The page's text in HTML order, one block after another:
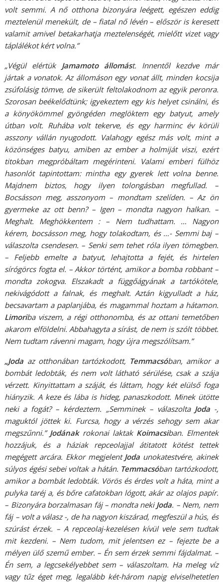
volt semmi. A nő otthona bizonyára leégett, egészen eddig
meztelenül menekült, de – fiatal nő lévén – először is keresett
valamit amivel betakarhatja meztelenségét, mielőtt vizet vagy
táplálékot kért volna.”
„Végül elértük Jamamoto állomást. Innentől kezdve már
jártak a vonatok. Az állomáson egy vonat állt, minden kocsija
zsúfolásig tömve, de sikerült feltolakodnom az egyik peronra.
Szorosan beékelődtünk; igyekeztem egy kis helyet csinálni, és
a könyökömmel gyöngéden meglöktem egy batyut, amely
útban volt. Ruhába volt tekerve, és egy harminc év körüli
asszony vállán nyugodott. Valahogy egész más volt, mint a
közönséges batyu, amiben az ember a holmiját viszi, ezért
titokban megpróbáltam megérinteni. Valami emberi fülhöz
hasonlót tapintottam: mintha egy gyerek lett volna benne.
Majdnem biztos, hogy ilyen tolongásban megfullad. –
Bocsásson meg, asszonyom – mondtam szelíden. – Az ön
gyermeke az ott benn? – Igen – mondta nagyon halkan. –
Meghalt. Meghökkentem : – Nem tudhattam. … Nagyon
kérem, bocsásson meg, hogy tolakodtam, és …- Semmi baj –
válaszolta csendesen. – Senki sem tehet róla ilyen tömegben.
– Feljebb emelte a batyut, lehajtotta a fejét, és hirtelen
sírógörcs fogta el. – Akkor történt, amikor a bomba robbant –
mondta zokogva. Elszakadt a függőágyának a tartókötele,
nekivágódott a falnak, és meghalt. Aztán kigyulladt a ház,
becsavartam a paplanjába, és magammal hoztam a hátamon.
Limoriba viszem, a régi otthonomba, és az ottani temetőben
akarom elföldelni. Abbahagyta a sírást, de nem is szólt többet.
Nem tudtam rávenni magam, hogy újra megszólítsam.”
„Joda az otthonában tartózkodott, Temmacsóban, amikor a
bombát ledobták, és nem volt látható sérülése, csak a szája
vérzett. Kinyittattam a száját, és láttam, hogy két elülső foga
hiányzik. A keze és lába is hideg, panaszkodott. Minek ütötte
neki a fogát? – kérdeztem. „Semminek – válaszolta Joda-,
maguktól jöttek ki. Furcsa, hogy a vérzés sehogy sem akar
megszűnni.” Jodánakrokonai laktak Koimacsiban. Elmentek
hozzájuk, és a háziak repceolajjal átitatott kötést tettek
megégett arcára. Ekkor megjelent Joda unokatestvére, akinek
súlyos égési sebei voltak a hátán. Temmacsóban tartózkodott,
amikor a bombát ledobták. Vörös és érdes volt a háta, mint a
pulyka taréj a, és bőre cafatokban lógott, akár az olajos papír.
– Bizonyára borzalmasan fáj – mondta nekiJoda. – Nem, nem
fáj – volt a válasz -, de ha nagyon kiszárad, megfeszül a hús, és
szúrást érzek. – A repceolaj-kezelésen kívül vele sem tudtak
mit kezdeni. – Nem tudom, mit jelentsen ez – fejezte be a
mélyen ülő szemű ember. – Én sem érzek semmi fájdalmat. –
Én sem, a legcsekélyebbet sem – válaszoltam. Ha meleg víz
vagy tűz éget meg, legalább két-három napig elviselhetetlen